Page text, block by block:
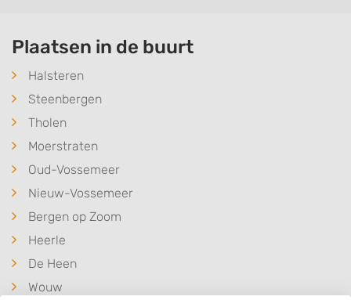
Plaatsen in de buurt
Halsteren
Steenbergen
Tholen
Moerstraten
Oud-Vossemeer
Nieuw-Vossemeer
Bergen op Zoom
Heerle
De Heen
Wouw